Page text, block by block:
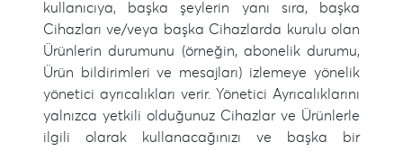
kullanıcıya, başka şeylerin yanı sıra, başka
Cihazları ve/veya başka Cihazlarda kurulu olan
Ürünlerin durumunu (örneğin, abonelik durumu,
Ürün bildirimleri ve mesajları) izlemeye yönelik
yönetici ayrıcalıkları verir. Yönetici Ayrıcalıklarını
yalnızca yetkili olduğunuz Cihazlar ve Ürünlerle
ilgili olarak kullanacağınızı ve başka bir